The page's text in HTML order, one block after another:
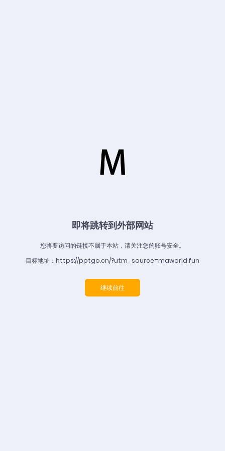
即将跳转到外部网站
您将要访问的链接不属于本站，请关注您的账号安全。
目标地址：https://pptgo.cn/?utm_source=maworld.fun
继续前往